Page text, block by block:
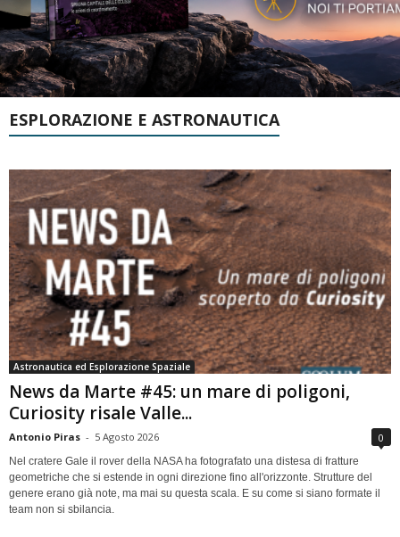
ESPLORAZIONE E ASTRONAUTICA
Astronautica ed Esplorazione Spaziale
News da Marte #45: un mare di poligoni,
Curiosity risale Valle...
Antonio Piras - 5 Agosto 2026 0
Nel cratere Gale il rover della NASA ha fotografato una distesa di fratture
geometriche che si estende in ogni direzione fino all'orizzonte. Strutture del
genere erano già note, ma mai su questa scala. E su come si siano formate il
team non si sbilancia.